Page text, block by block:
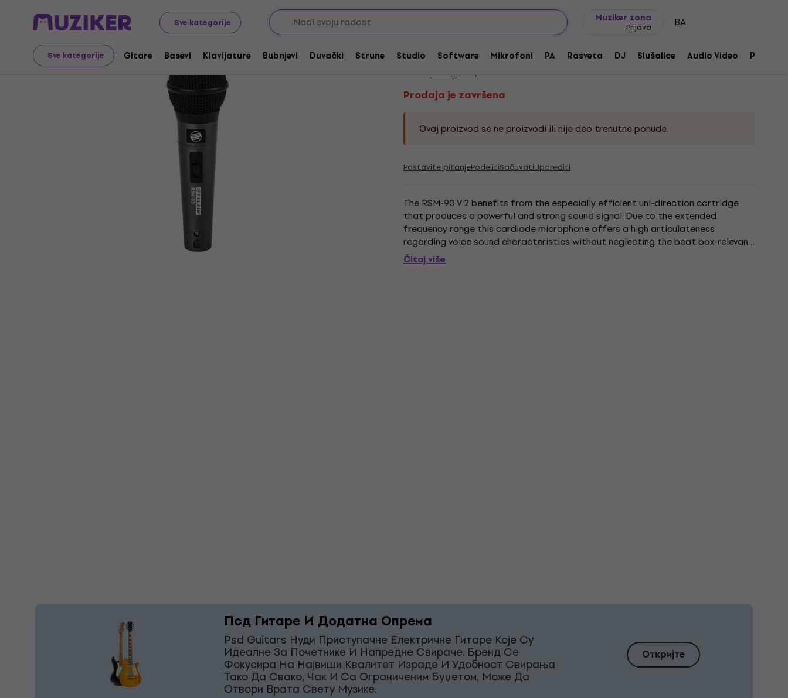
Sve kategorije
Muziker zona
Prijava BA
Sve kategorije Gitare Basevi Klavijature Bubnjevi Duvački Strune Studio Software Mikrofoni PA Rasveta DJ Slušalice Audio Video Pribor
Muzički instrumenti Mikrofoni Dinamički mikrofoni Dinamički mikrofoni za vokale
Prodaja je završena
Prodaja je završena
Reloop RSM-90
Reloop Kod proizvoda:
Prodaja je završena
Ovaj proizvod se ne proizvodi ili nije deo trenutne ponude.
Postavite pitanjePodelitiSačuvatiUporediti
The RSM-90 V.2 benefits from the especially efficient uni-direction cartridge
that produces a powerful and strong sound signal. Due to the extended
frequency range this cardiode microphone offers a high articulateness
regarding voice sound characteristics without neglecting the beat box-relevant
lower frequencies. Specs Impedance: &amp;lt; 500...
Čitaj više
Псд Гитаре И Додатна Опрема
Psd Guitars Нуди Приступачне Електричне Гитаре Које Су
Идеалне За Почетнике И Напредне Свираче. Бренд Се
Фокусира На Највиши Квалитет Израде И Удобност Свирања
Тако Да Свако, Чак И Са Ограниченим Буџетом, Може Да
Отвори Врата Свету Музике.
Откријте